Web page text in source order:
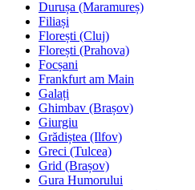
Durușa (Maramureș)
Filiași
Florești (Cluj)
Florești (Prahova)
Focșani
Frankfurt am Main
Galați
Ghimbav (Brașov)
Giurgiu
Grădiștea (Ilfov)
Greci (Tulcea)
Grid (Brașov)
Gura Humorului